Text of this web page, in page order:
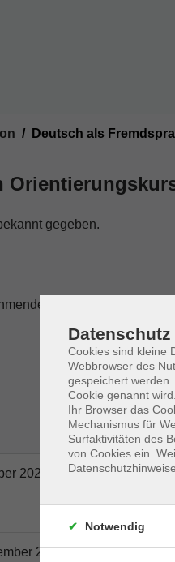
Deutsch als
gegeben.
2026 09:00 – 12:15 Uhr
2026 • 09:00 – 12:15
Datenschutz
Cookies sind kleine
Webbrowser des
gespeichert
Cookie genannt
Ihr Browser das
Mechanismus für
Surfaktivitäten des
von Cookies ein.
Notwendig